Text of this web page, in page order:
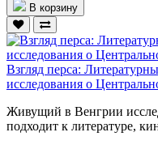
В корзину
Взгляд перса:
исследования о
Живущий в Венгрии
подходит к литературе,